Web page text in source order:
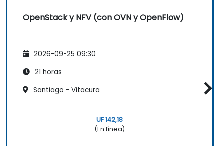
OpenStack y NFV (con OVN y OpenFlow)
2026-09-25 09:30
21 horas
Santiago - Vitacura
UF 142,18
(En línea)